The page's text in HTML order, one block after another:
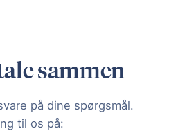
sammen
på dine spørgsmål.
til os på: